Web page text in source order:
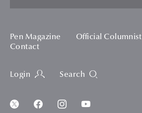
Pen Magazine Official Columnist
Contact
Login Search